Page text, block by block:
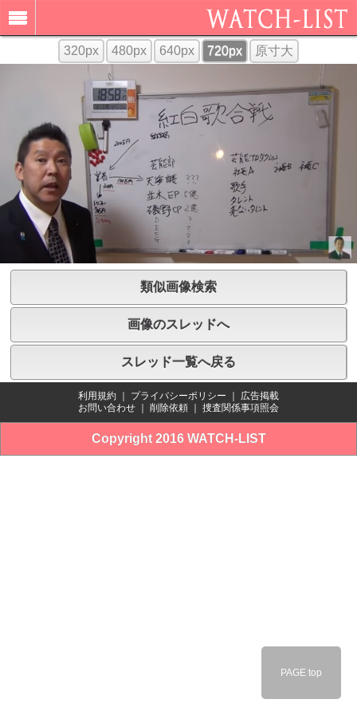
320px 480px 640px 720px 原寸大
類似画像検索
画像のスレッドへ
スレッド一覧へ戻る
利用規約 プライバシーポリシー
広告掲載
お問い合わせ
削除依頼 捜査関係事項照会
Copyright 2016 WATCH-LIST
PAGE top